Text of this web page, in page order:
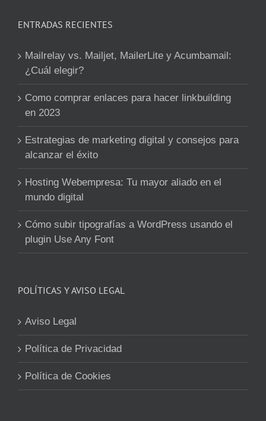
ENTRADAS RECIENTES
Mailrelay vs. Mailjet, MailerLite y Acumbamail:
¿Cuál elegir?
Como comprar enlaces para hacer linkbuilding
en 2023
Estrategias de marketing digital y consejos para
alcanzar el éxito
Hosting Webempresa: Tu mayor aliado en el
mundo digital
Cómo subir tipografías a WordPress usando el
plugin Use Any Font
POLÍTICAS Y AVISO LEGAL
Aviso Legal
Política de Privacidad
Política de Cookies